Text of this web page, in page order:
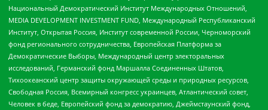
Национальный Демократический Институт Международных Отношений,
MEDIA DEVELOPMENT INVESTMENT FUND, Международный Республиканский
Институт, Открытая Россия, Институт современной России, Черноморский
фонд регионального сотрудничества, Европейская Платформа за
Демократические Выборы, Международный центр электоральных
исследований, Германский фонд Маршалла Соединенных Штатов,
Тихоокеанский центр защиты окружающей среды и природных ресурсов,
Свободная Россия, Всемирный конгресс украинцев, Атлантический совет,
Человек в беде, Европейский фонд за демократию, Джеймстаунский фонд,